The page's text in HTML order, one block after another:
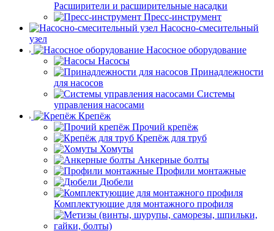
Расширители и расширительные насадки
Пресс-инструмент
Насосно-смесительный
узел
Насосное оборудование
Насосы
Принадлежности
для насосов
Системы
управления насосами
Крепёж
Прочий крепёж
Крепёж для труб
Хомуты
Анкерные болты
Профили монтажные
Дюбели
Комплектующие для монтажного профиля